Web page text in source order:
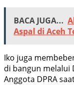
BACA JUGA...
Aspal di Aceh
Iko juga
di bangun melalui
Anggota DPRA